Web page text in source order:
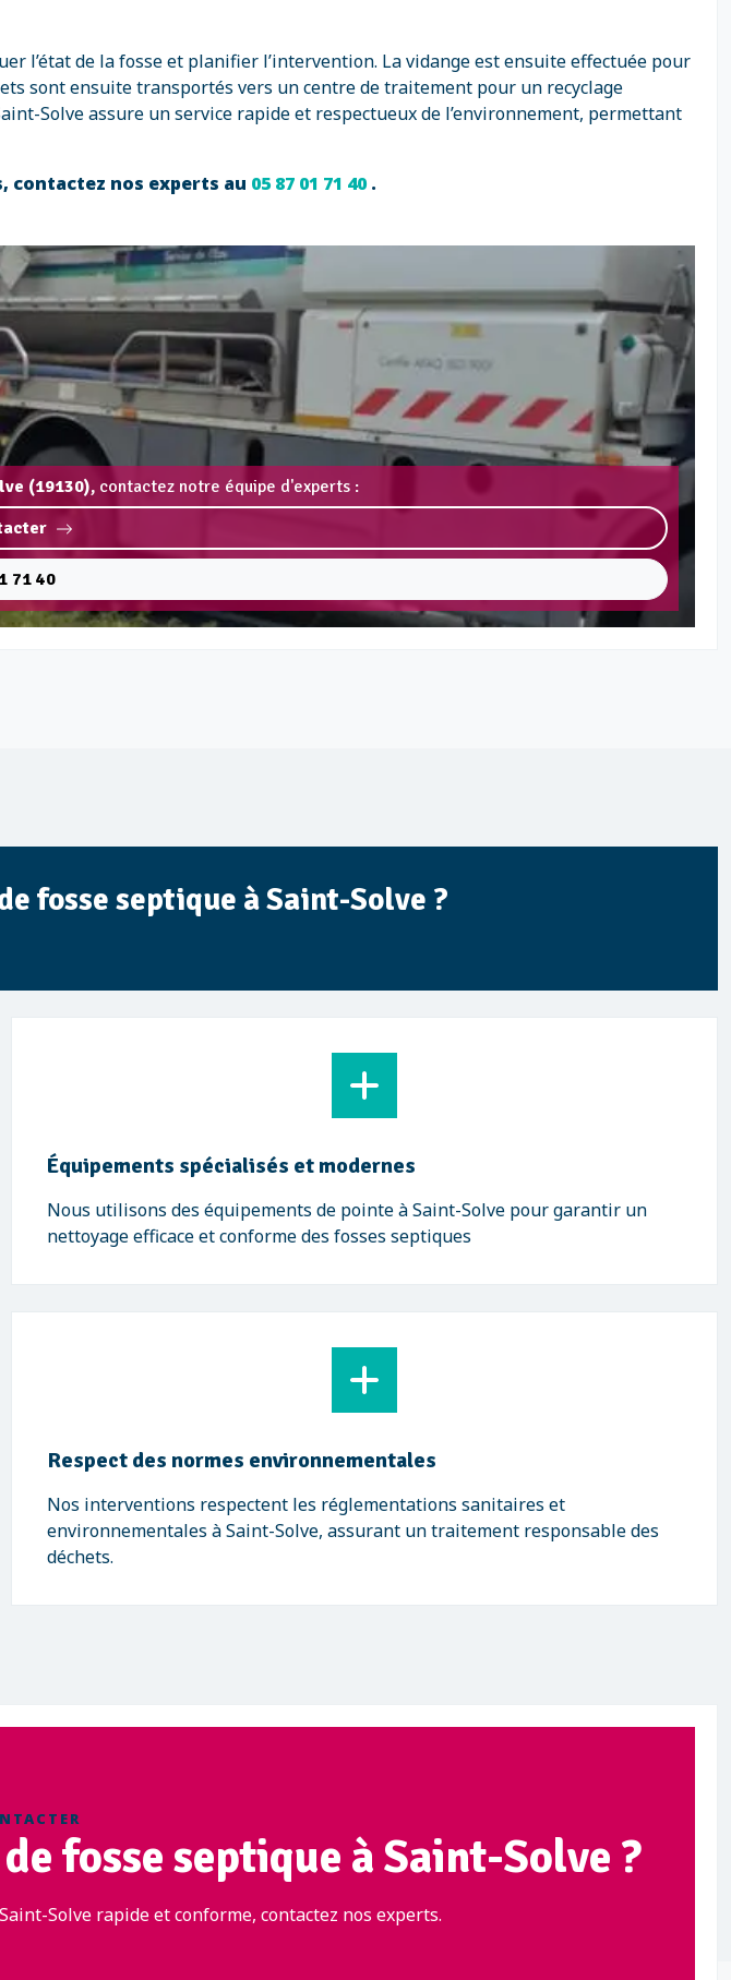
l’état de la fosse et planifier l’intervention. La vidange est ensuite effectuée pour
sont ensuite transportés vers un centre de traitement pour un recyclage
Solve assure un service rapide et respectueux de l’environnement, permettant
contactez nos experts au 05 87 01 71 40.
(19130), contactez notre équipe d'experts :
71 40
fosse septique à Saint-Solve ?
Équipements spécialisés et modernes
Nous utilisons des équipements de pointe à Saint-Solve pour garantir un
nettoyage efficace et conforme des fosses septiques
Respect des normes environnementales
Nos interventions respectent les réglementations sanitaires et
environnementales à Saint-Solve, assurant un traitement responsable des
déchets.
fosse septique à Saint-Solve ?
Solve rapide et conforme, contactez nos experts.